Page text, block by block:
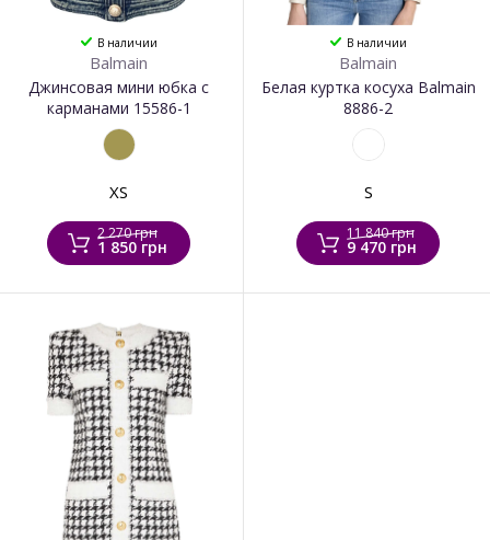
В наличии
Balmain
Джинсовая мини юбка с
карманами 15586-1
XS
2 270 грн
1 850 грн
В наличии
Balmain
Белая куртка косуха Balmain
8886-2
S
11 840 грн
9 470 грн